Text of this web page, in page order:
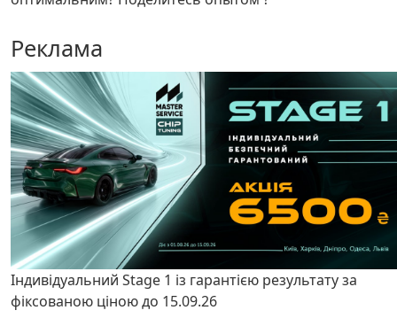
Реклама
Індивідуальний Stage 1 із гарантією результату за
фіксованою ціною до 15.09.26